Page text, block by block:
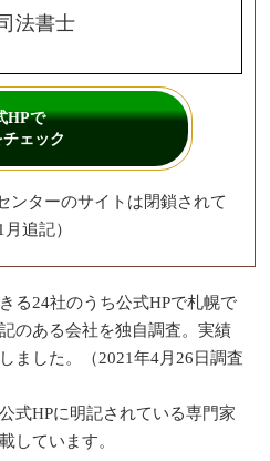
法書士
HPで
ェック
ンターのサイトは閉鎖されて
追記）
る24社のうち公式HPで札幌で
のある会社を独自調査。実績
ました。（2021年4月26日調査
式HPに明記されている専門家
しています。